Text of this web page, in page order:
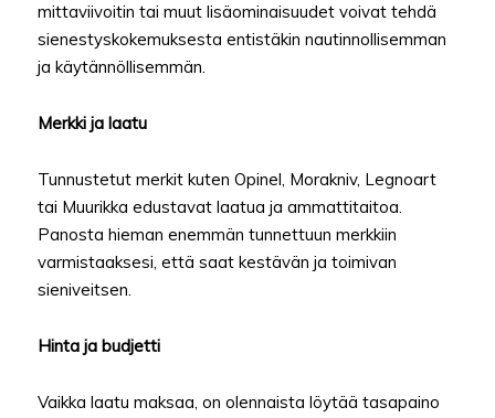
mittaviivoitin tai muut lisäominaisuudet voivat tehdä
sienestyskokemuksesta entistäkin nautinnollisemman
ja käytännöllisemmän.
Merkki ja laatu
Tunnustetut merkit kuten Opinel, Morakniv, Legnoart
tai Muurikka edustavat laatua ja ammattitaitoa.
Panosta hieman enemmän tunnettuun merkkiin
varmistaaksesi, että saat kestävän ja toimivan
sieniveitsen.
Hinta ja budjetti
Vaikka laatu maksaa, on olennaista löytää tasapaino